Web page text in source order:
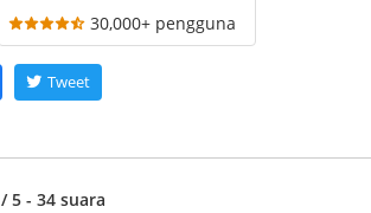
30,000+ pengguna
Tweet
/ 5 - 34 suara